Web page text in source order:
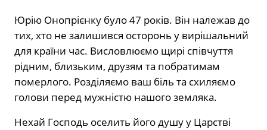
Юрію Онопрієнку було 47 років. Він належав до
тих, хто не залишився осторонь у вирішальний
для країни час. Висловлюємо щирі співчуття
рідним, близьким, друзям та побратимам
померлого. Розділяємо ваш біль та схиляємо
голови перед мужністю нашого земляка.
Нехай Господь оселить його душу у Царстві